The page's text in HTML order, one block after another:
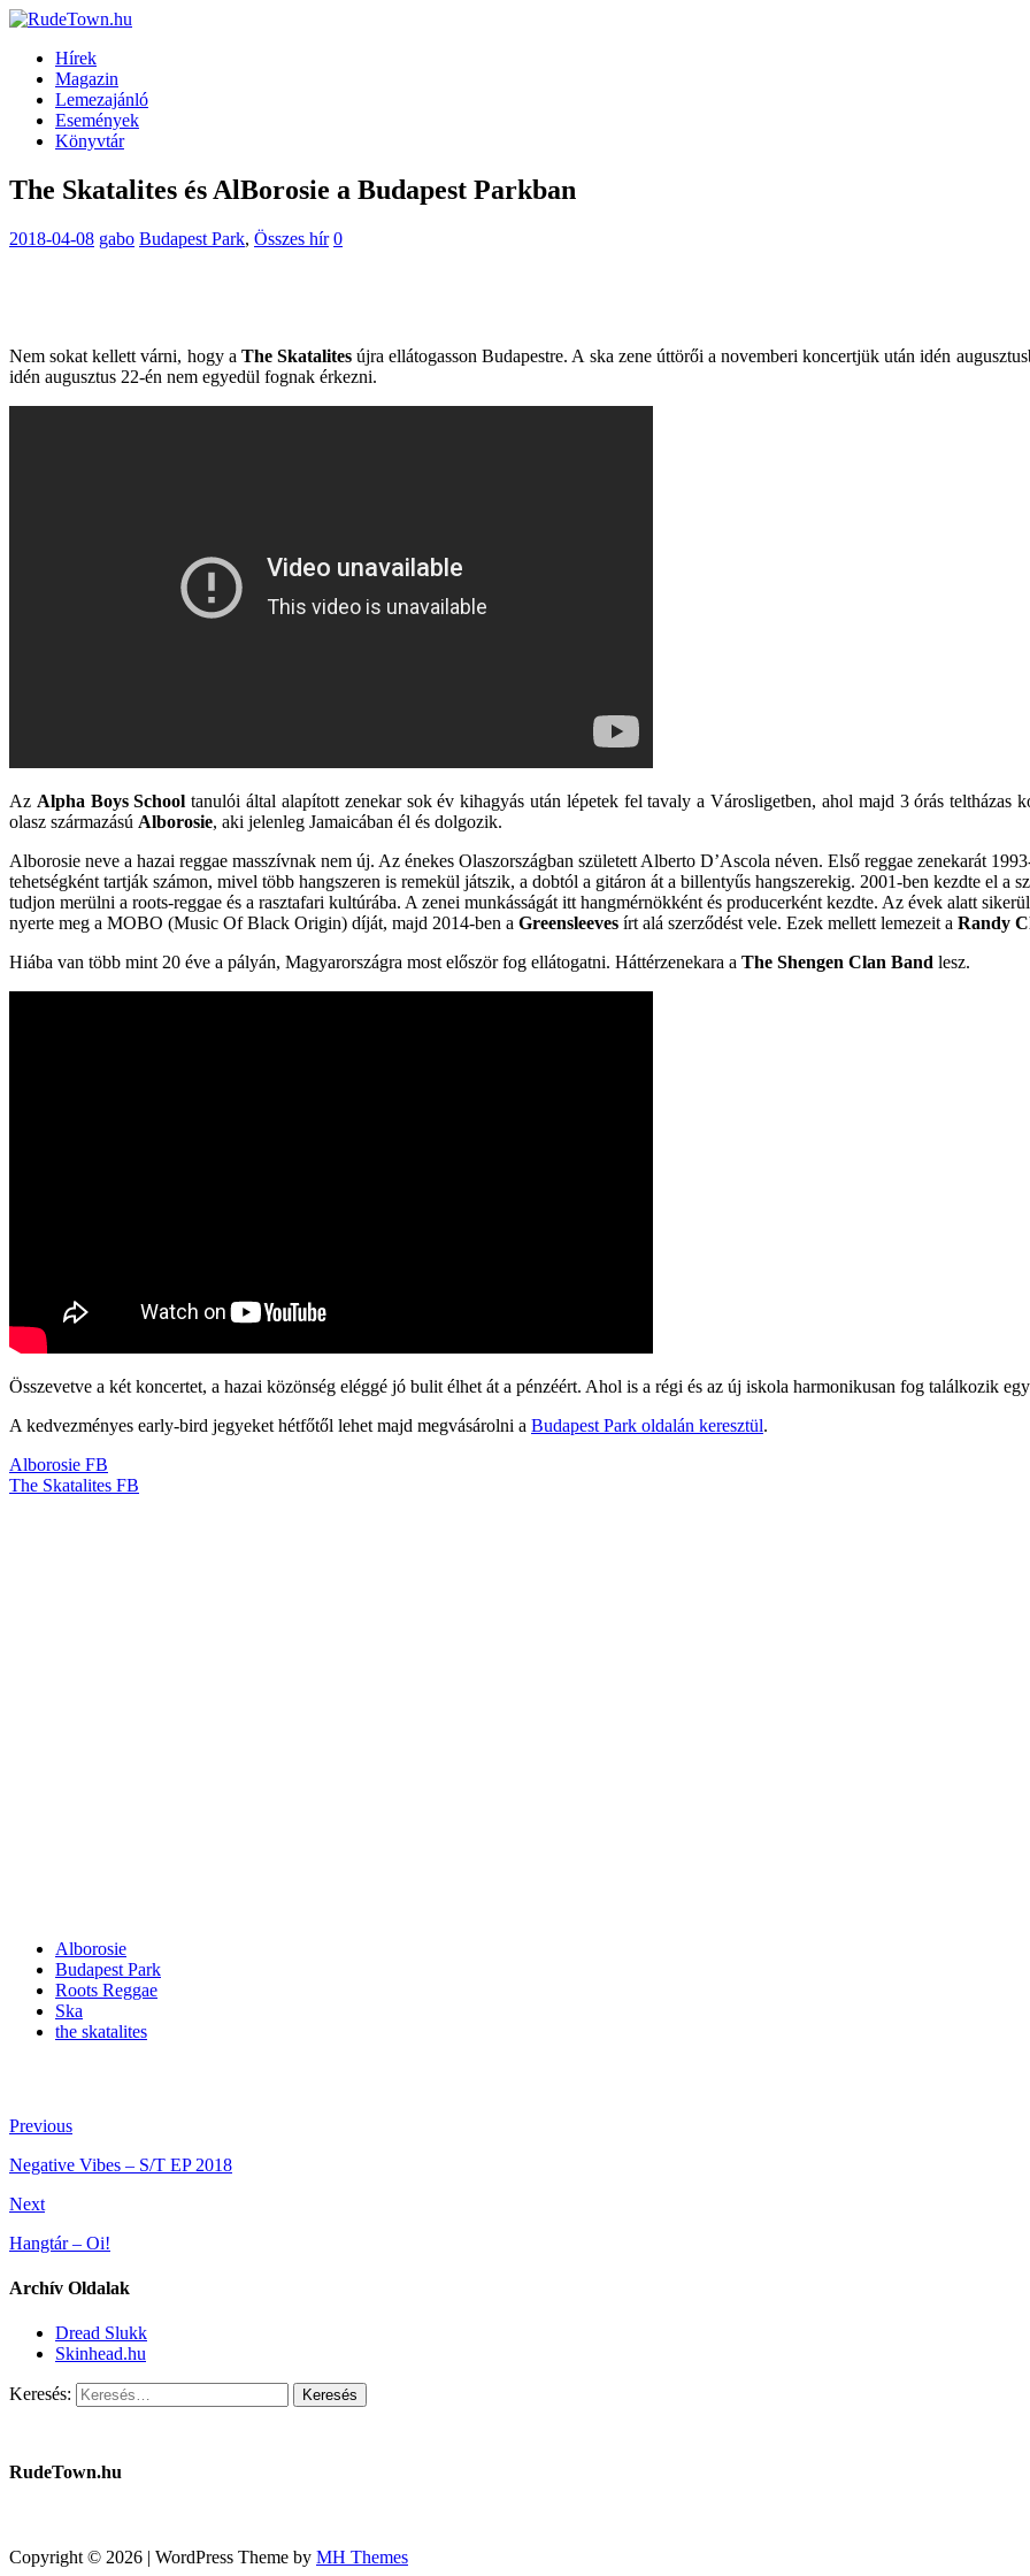
Hírek
Magazin
Lemezajánló
Események
Könyvtár
The Skatalites és AlBorosie a Budapest Parkban
2018-04-08 gabo Budapest Park, Összes hír 0
Nem sokat kellett várni, hogy a The Skatalitesújra ellátogasson Budapestre. A ska zene úttörői a novemberi koncertjük után idén
idén augusztus 22-én nem egyedül fognak érkezni.
Az Alpha Boys School tanulói által alapított zenekar sok év kihagyás után lépetek fel tavaly a Városligetben, ahol majd 3 órás teltházas
olasz származású Alborosie, aki jelenleg Jamaicában él és dolgozik.
Alborosie neve a hazai reggae masszívnak nem új. Az énekes Olaszországban született Alberto D’Ascola néven. Első reggae zenekarát
tehetségként tartják számon, mivel több hangszeren is remekül játszik, a dobtól a gitáron át a billentyűs hangszerekig. 2001-ben kezdte el
tudjon merülni a roots-reggae és a rasztafari kultúrába. A zenei munkásságát itt hangmérnökként és producerként kezdte. Az évek alatt
nyerte meg a MOBO (Music Of Black Origin) díját, majd 2014-ben a Greensleeves írt alá szerződést vele. Ezek mellett lemezeit a Randy
Hiába van több mint 20 éve a pályán, Magyarországra most először fog ellátogatni. Háttérzenekara a The Shengen Clan Band lesz.
Összevetve a két koncertet, a hazai közönség eléggé jó bulit élhet át a pénzéért. Ahol is a régi és az új iskola harmonikusan fog találkozik
A kedvezményes early-bird jegyeket hétfőtől lehet majd megvásárolni a Budapest Park oldalán keresztül.
Alborosie FB
The Skatalites FB
Alborosie
Budapest Park
Roots Reggae
Ska
the skatalites
Previous
Negative Vibes – S/T EP 2018
Next
Hangtár – Oi!
Archív Oldalak
Dread Slukk
Skinhead.hu
Keresés:
RudeTown.hu
Copyright © 2026 | WordPress Theme by MH Themes